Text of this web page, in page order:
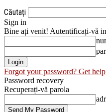
Căutați
Sign in
Bine ați venit! Autentificați-vă
Forgot your password? Get help
Password recovery
Recuperați-vă parola